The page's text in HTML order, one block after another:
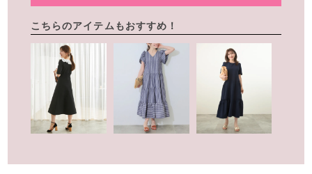
こちらのアイテムもおすすめ！